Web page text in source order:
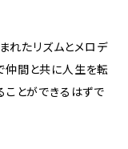
れたリズムとメロデ
仲間と共に人生を転
とができるはずで